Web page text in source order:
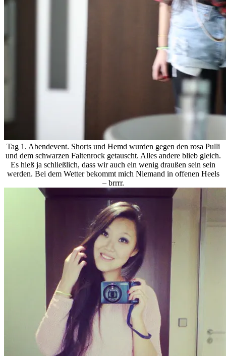
Tag 1. Abendevent. Shorts und Hemd wurden gegen den rosa Pulli
und dem schwarzen Faltenrock getauscht. Alles andere blieb gleich.
Es hieß ja schließlich, dass wir auch ein wenig draußen sein sein
werden. Bei dem Wetter bekommt mich Niemand in offenen Heels
– brrrr.